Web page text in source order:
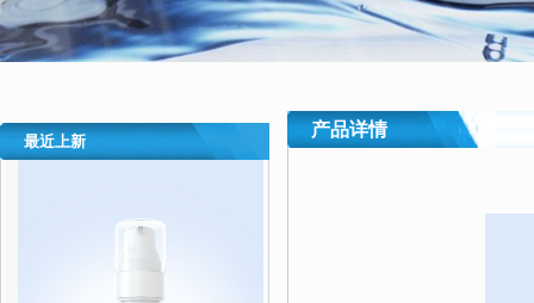
最近上新
产品详情